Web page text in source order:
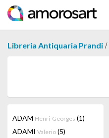
Libreria Antiquaria Prandi /
ADAM Henri-Georges (1)
ADAMI Valerio (5)